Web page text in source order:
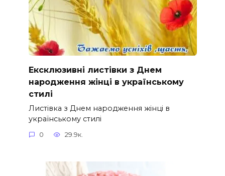
Ексклюзивні листівки з Днем
народження жінці в українському
стилі
Листівка з Днем народження жінці в
українському стилі
0 29.9к.